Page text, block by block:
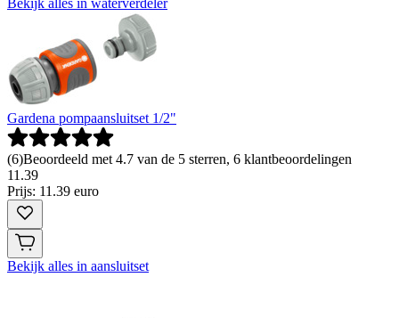
Bekijk alles in waterverdeler
Gardena pompaansluitset 1/2"
(6)Beoordeeld met 4.7 van de 5 sterren, 6 klantbeoordelingen
11 .39
Prijs: 11.39 euro
Bekijk alles in aansluitset